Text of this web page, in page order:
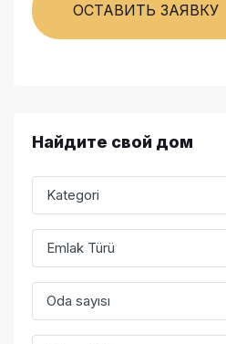
ОСТАВИТЬ ЗАЯВКУ
Найдите свой дом
Kategori
Emlak Türü
Oda sayısı